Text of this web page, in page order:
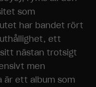
som
har bandet rört
ett
nästan trotsigt
men
är ett album som